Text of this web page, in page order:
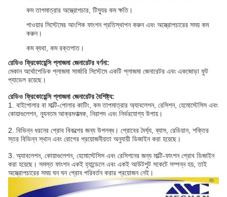
কম তাপমাত্রার অস্ত্রোপচার, টিস্যুর কম ক্ষতি।
পাওয়ার সিস্টেমের আংশিক ফাংশন প্রতিস্থাপন করুন এবং অস্ত্রোপচারের সময় কম
করুন।
কম ব্যথা, কম রক্তপাত।
রেডিও ফ্রিকোয়েন্সি প্লাজমা জেনারেটর বর্ণনা:
মেকান অর্থোপেডিক প্লাজমা সার্জারি সিস্টেমে একটি প্লাজমা জেনারেটর এবং একজোড়া ফুট
প্যাডেল রয়েছে।
রেডিও ফ্রিকোয়েন্সি প্লাজমা জেনারেটর বৈশিষ্ট্য:
1. বাইপোলার বা মাল্টি-পোলার কাটিং, কম তাপমাত্রার অ্যাবলেশন, রেসিশন, হেমোস্টেসিস এবং
কোয়াগুলেশন, ন্যূনতম আক্রমণাত্মক, নিরাপদ এবং নির্ভরযোগ্য উপায়।
2. বিভিন্ন ধরনের প্রোব বিকল্পের জন্য উপলব্ধ। প্রোবের দৈর্ঘ্য, ব্যাস, রেডিয়ান, শক্তির
স্তর বিভিন্ন স্থান এবং রোগের প্রয়োজনীয়তা অনুযায়ী ডিজাইন করা হয়েছে।
3. অ্যাবলেশন, কোয়াগুলেশন, হেমোস্টেসিস এবং রেসিশনের জন্য মাল্টি-ফাংশন প্রোব ডিজাইন
করা হয়েছে। সমস্ত ফাংশন একই হ্যান্ডেলে এবং একই আউটপুট সকেটে সম্পন্ন হয়, তাই
অস্ত্রোপচারের সময় ঘন ঘন প্রোব পরিবর্তন করার প্রয়োজন নেই।